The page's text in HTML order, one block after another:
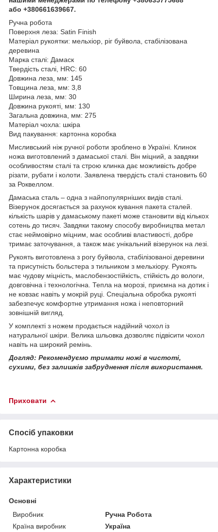
або +380661639667.
Ручна робота
Поверхня леза: Satin Finish
Матеріал рукоятки: мельхіор, ріг буйвола, стабілізована
деревина
Марка сталі: Дамаск
Твердість сталі, HRC: 60
Довжина леза, мм: 145
Товщина леза, мм: 3,8
Ширина леза, мм: 30
Довжина рукояті, мм: 130
Загальна довжина, мм: 275
Матеріал чохла: шкіра
Вид пакування: картонна коробка
Мисливський ніж ручної роботи зроблено в Україні. Клинок
ножа виготовлений з дамаської сталі. Він міцний, а завдяки
особливостям сталі та строю клинка дає можливість добре
різати, рубати і колоти. Заявлена ​​твердість сталі становить 60
за Роквеллом.
Дамаська сталь – одна з найпопулярніших видів сталі.
Візерунок досягається за рахунок кування пакета сталей.
кількість шарів у дамаському пакеті може становити від кількох
сотень до тисяч. Завдяки такому способу виробництва метал
стає неймовірно міцним, має особливі властивості, добре
тримає заточування, а також має унікальний візерунок на лезі.
Рукоять виготовлена з рогу буйвола, стабілізованоі деревини
та присутність больстера з тильником з мельхіору. Рукоять
має чудову міцність, маслобензостійкість, стійкість до вологи,
довговічна і технологічна. Тепла на морозі, приємна на дотик і
не ковзає навіть у мокрій руці. Спеціальна обробка рукояті
забезпечує комфортне утримання ножа і неповторний
зовнішній вигляд.
У комплекті з ножем продається надійний чохол із
натуральної шкіри. Велика шльовка дозволяє підвісити чохол
навіть на широкий ремінь.
Догляд: Рекомендуємо тримати ножі в чистоті,
сухими, без залишків забруднення після використання.
Приховати
Спосіб упаковки
Картонна коробка
Характеристики
Основні
Виробник
Ручна Робота
Країна виробник
Україна